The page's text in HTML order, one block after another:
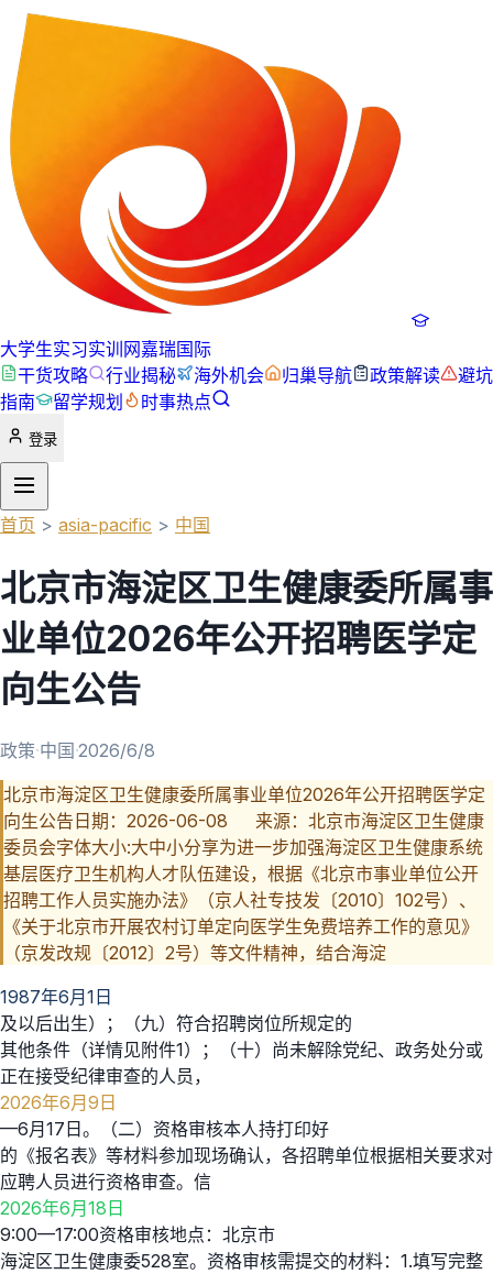
大学生实习实训网嘉瑞国际
干货攻略
行业揭秘 海外机会 归巢导航 政策解读
避坑
指南
留学规划 时事热点
登录
首页 > asia-pacific > 中国
北京市海淀区卫生健康委所属事
业单位2026年公开招聘医学定
向生公告
政策·中国·2026/6/8
北京市海淀区卫生健康委所属事业单位2026年公开招聘医学定
向生公告日期：2026-06-08 来源：北京市海淀区卫生健康
委员会字体大小:大中小分享为进一步加强海淀区卫生健康系统
基层医疗卫生机构人才队伍建设，根据《北京市事业单位公开
招聘工作人员实施办法》（京人社专技发〔2010〕102号）、
《关于北京市开展农村订单定向医学生免费培养工作的意见》
（京发改规〔2012〕2号）等文件精神，结合海淀
1987年6月1日
及以后出生）；（九）符合招聘岗位所规定的
其他条件（详情见附件1）；（十）尚未解除党纪、政务处分或
正在接受纪律审查的人员，
2026年6月9日
—6月17日。（二）资格审核本人持打印好
的《报名表》等材料参加现场确认，各招聘单位根据相关要求对
应聘人员进行资格审查。信
2026年6月18日
9:00—17:00资格审核地点：北京市
海淀区卫生健康委528室。资格审核需提交的材料：1.填写完整